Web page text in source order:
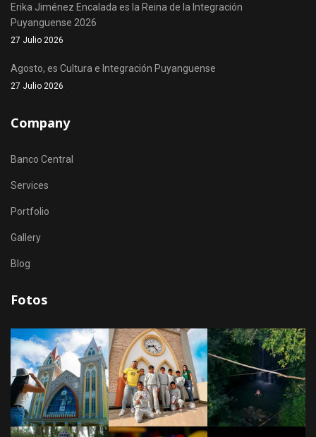
Erika Jiménez Encalada es la Reina de la Integración
Puyanguense 2026
27 Julio 2026
Agosto, es Cultura e Integración Puyanguense
27 Julio 2026
Company
Banco Central
Services
Portfolio
Gallery
Blog
Fotos